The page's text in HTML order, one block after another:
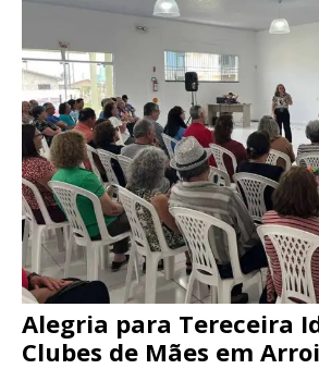
Alegria para Tereceira
Clubes de Mães em